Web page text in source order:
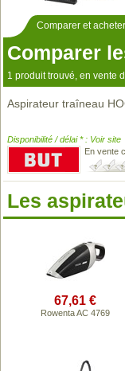
Comparer et acheter
Comparer
1 produit trouvé, en vente
Aspirateur traîneau
Disponibilité / délai * : Voir site
En vente
Les
67,61 €
Rowenta AC 4769